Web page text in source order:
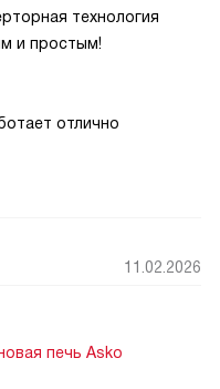
технология
и простым!
отлично
11.02.2026
печь Asko